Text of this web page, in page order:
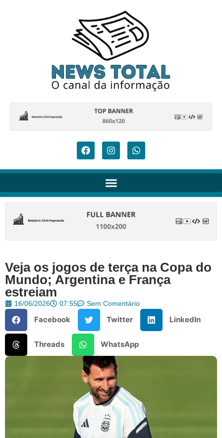
Veja os jogos de terça na Copa do
Mundo; Argentina e França
estreiam
16/06/2026 07:55 Sem Comentário
Facebook Twitter LinkedIn
Threads WhatsApp